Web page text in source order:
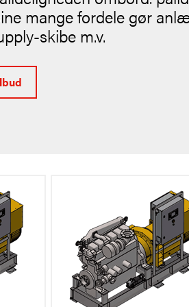
mange fordele gør
skibe m.v.